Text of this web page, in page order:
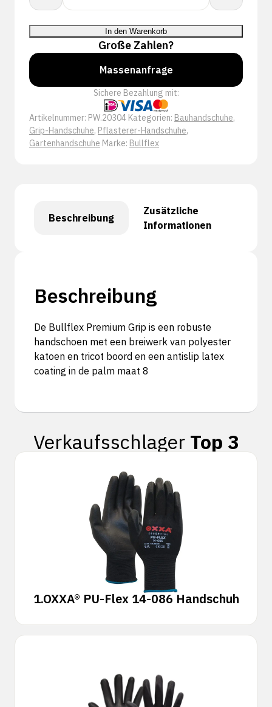
Quality
-
Grip
20304
Menge
In den Warenkorb
Große Zahlen?
Massenanfrage
Sichere Bezahlung mit:
Artikelnummer: PW.20304 Kategorien: Bauhandschuhe,
Grip-Handschuhe, Pflasterer-Handschuhe,
Gartenhandschuhe Marke: Bullflex
Beschreibung
Zusätzliche
Informationen
Beschreibung
De Bullflex Premium Grip is een robuste
handschoen met een breiwerk van polyester
katoen en tricot boord en een antislip latex
coating in de palm maat 8
Verkaufsschlager Top 3
1.OXXA® PU-Flex 14-086 Handschuh